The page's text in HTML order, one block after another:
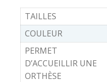
TAILLES
COULEUR
PERMET
D’ACCUEILLIR UNE
ORTHÈSE